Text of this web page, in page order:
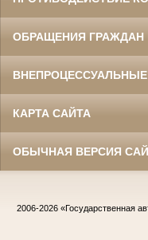
ОБРАЩЕНИЯ ГРАЖДАН
КАРТА САЙТА
ОБЫЧНАЯ ВЕРСИЯ
2006-2026 «Государственная